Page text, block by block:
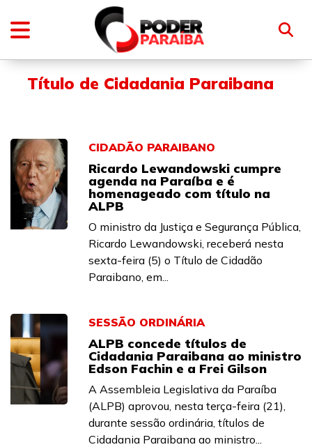
Título de Cidadania Paraibana
CIDADÃO PARAIBANO
Ricardo Lewandowski cumpre
agenda na Paraíba e é
homenageado com título na
ALPB
O ministro da Justiça e Segurança Pública,
Ricardo Lewandowski, receberá nesta
sexta-feira (5) o Título de Cidadão
Paraibano, em...
SESSÃO ORDINÁRIA
ALPB concede títulos de
Cidadania Paraibana ao ministro
Edson Fachin e a Frei Gilson
A Assembleia Legislativa da Paraíba
(ALPB) aprovou, nesta terça-feira (21),
durante sessão ordinária, títulos de
Cidadania Paraibana ao ministro...